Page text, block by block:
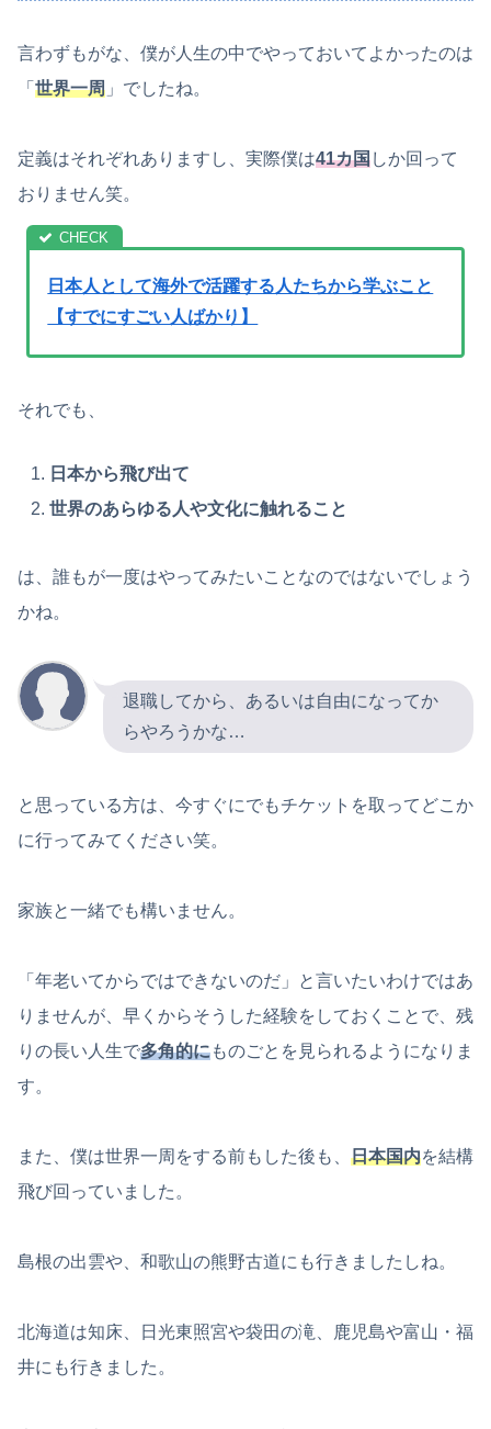
言わずもがな、僕が人生の中でやっておいてよかったのは
「 世界一周 」でしたね。
定義はそれぞれありますし、実際僕は41カ国しか回って
おりません笑。
日本人として海外で活躍する人たちから学ぶこと
【すでにすごい人ばかり】
それでも、
日本から飛び出て
世界のあらゆる人や文化に触れること
は、誰もが一度はやってみたいことなのではないでしょう
かね。
退職してから、あるいは自由になってか
らやろうかな…
と思っている方は、今すぐにでもチケットを取ってどこか
に行ってみてください笑。
家族と一緒でも構いません。
「年老いてからではできないのだ」と言いたいわけではあ
りませんが、早くからそうした経験をしておくことで、残
りの長い人生で多角的にものごとを見られるようになりま
す。
また、僕は世界一周をする前もした後も、 日本国内を結構
飛び回っていました。
島根の出雲や、和歌山の熊野古道にも行きましたしね。
北海道は知床、日光東照宮や袋田の滝、鹿児島や富山・福
井にも行きました。